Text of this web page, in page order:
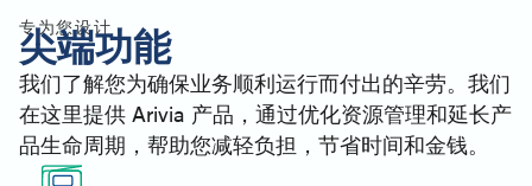
同类产品
联系我们
专为您设计
尖端功能
我们了解您为确保业务顺利运行而付出的辛劳。我们
在这里提供 Arivia 产品，通过优化资源管理和延长产
品生命周期，帮助您减轻负担，节省时间和金钱。